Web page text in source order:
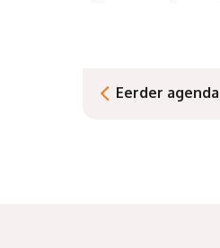
Eerder